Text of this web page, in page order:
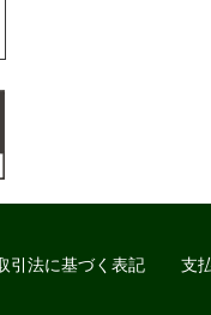
引法に基づく表記 支